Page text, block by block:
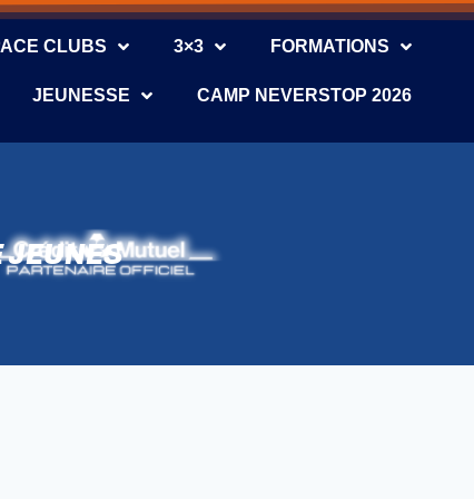
CLUBS 3×3 FORMATIONS
JEUNESSE CAMP NEVERSTOP 2026